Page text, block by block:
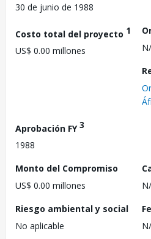
30 de junio de 1988
Costo total del proyecto 1
US$ 0.00 millones
Aprobación FY3
1988
Monto del Compromiso
US$ 0.00 millones
Riesgo ambiental y social
No aplicable